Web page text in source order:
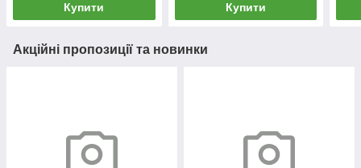
Купити Купити
Акційні пропозиції та новинки